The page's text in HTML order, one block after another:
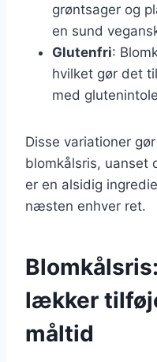
grøntsager og
en sund
Glutenfri:
hvilket gør det
med
Disse variationer
blomkålsris, uanset
er en alsidig
næsten enhver ret.
lækker
måltid